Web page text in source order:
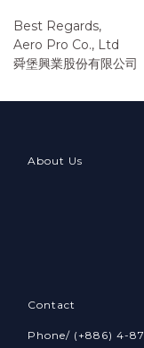
Best Regards,
Aero Pro Co., Ltd
舜堡興業股份有限公司
About Us
Contact
Phone/ (+886) 4-